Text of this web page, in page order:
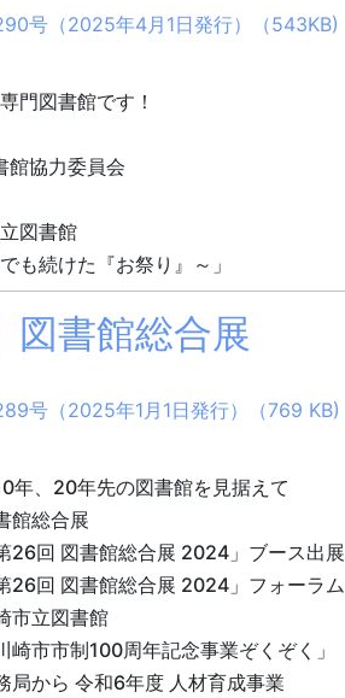
号（2025年4月1日発行）（543KB)
門図書館です！
協力委員会
図書館
も続けた『お祭り』～」
図書館総合展
号（2025年1月1日発行）（769 KB)
年、20年先の図書館を見据えて
館総合展
図書館総合展 2024」ブース出展
図書館総合展 2024」フォーラム
市立図書館
制100周年記念事業ぞくぞく」
局から 令和6年度 人材育成事業